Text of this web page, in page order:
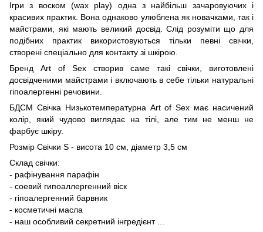
Ігри з воском (wax play) одна з найбільш зачаровуючих і
красивих практик. Вона однаково улюблена як новачками, так і
майстрами, які мають великий досвід. Слід розуміти що для
подібних практик використовуються тільки певні свічки,
створені спеціально для контакту зі шкірою.
Бренд Art of Sex створив саме такі свічки, виготовлені
досвідченими майстрами і включають в себе тільки натуральні
гіпоалергенні речовини.
БДСМ Свічка Низькотемпературна Art of Sex має насичений
колір, який чудово виглядає на тілі, але тим не менш не
фарбує шкіру.
Розмір Свічки S - висота 10 см, діаметр 3,5 см
Склад свічки:
- рафінування парафін
- соевий гипоаллергенний віск
- гіпоалергенний барвник
- косметичні масла
- наш особливий секретний інгредієнт ...